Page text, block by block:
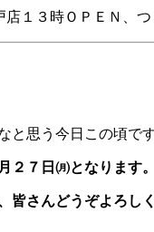
１３時ＯＰＥＮ、
と思う今日この頃です
２７日㈪となります
皆さんどうぞよろし